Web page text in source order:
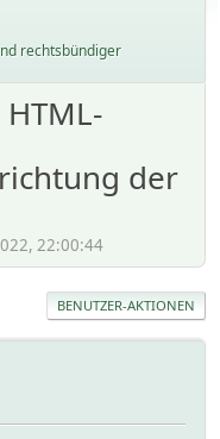
rechtsbündiger
der
22:00:44
BENUTZER-AKTIONEN